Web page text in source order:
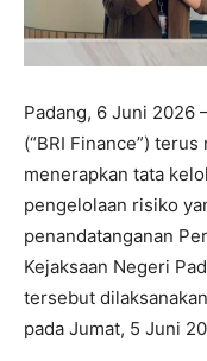
Padang, 6 Juni 2026
(“BRI Finance”)
menerapkan tata
pengelolaan risiko
penandatanganan
Kejaksaan Negeri
tersebut
pada Jumat, 5 Juni